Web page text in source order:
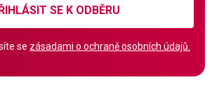
SE K ODBĚRU
se zásadami o ochraně osobních údajů.